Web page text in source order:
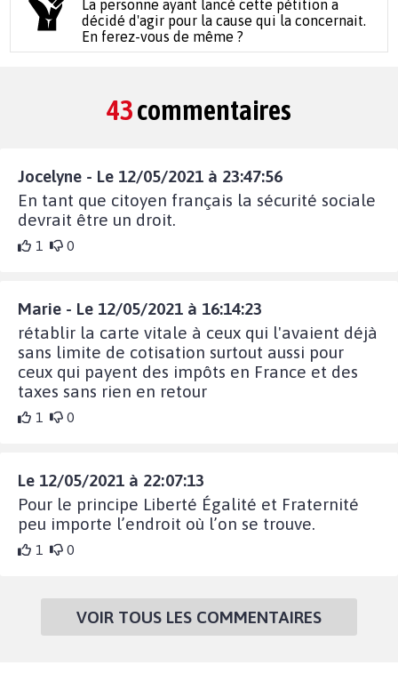
La personne ayant lancé cette pétition a
décidé d'agir pour la cause qui la concernait.
En ferez-vous de même ?
43commentaires
Jocelyne - Le 12/05/2021 à 23:47:56
En tant que citoyen français la sécurité sociale
devrait être un droit.
1 0
Marie - Le 12/05/2021 à 16:14:23
rétablir la carte vitale à ceux qui l'avaient déjà
sans limite de cotisation surtout aussi pour
ceux qui payent des impôts en France et des
taxes sans rien en retour
1 0
Le 12/05/2021 à 22:07:13
Pour le principe Liberté Égalité et Fraternité
peu importe l’endroit où l’on se trouve.
1 0
VOIR TOUS LES COMMENTAIRES